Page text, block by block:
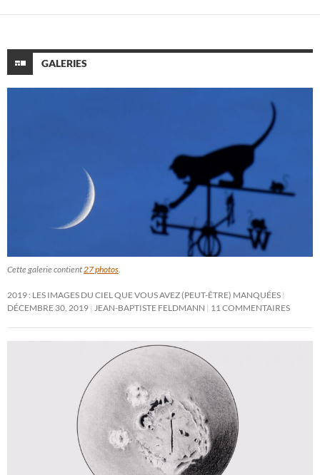
GALERIES
Cette galerie contient27 photos.
2019 : LES IMAGES DU CIEL QUE VOUS AVEZ (PEUT-ÊTRE) MANQUÉES
DÉCEMBRE 30, 2019 JEAN-BAPTISTE FELDMANN 11 COMMENTAIRES